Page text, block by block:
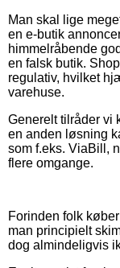
Man skal lige
en e-butik
himmelråbende
en falsk butik.
regulativ, hvilket
varehuse.
Generelt tilråder vi
en anden løsning
som f.eks. ViaBill,
flere omgange.
Forinden folk
man principielt
dog almindeligvis